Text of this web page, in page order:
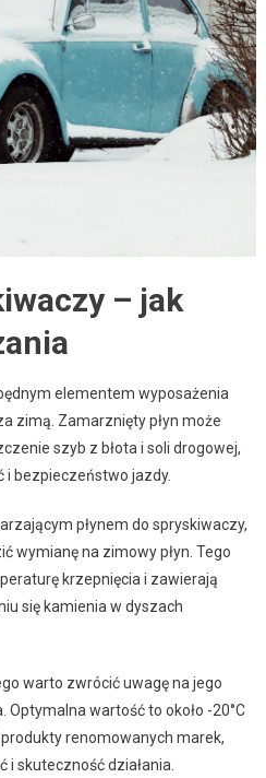
– jak
elementem wyposażenia
zimą. Zamarznięty płyn może
szyb z błota i soli drogowej,
i bezpieczeństwo jazdy.
płynem do spryskiwaczy,
wymianę na zimowy płyn. Tego
krzepnięcia i zawierają
się kamienia w dyszach
warto zwrócić uwagę na jego
Optymalna wartość to około -20°C
renomowanych marek,
i skuteczność działania.